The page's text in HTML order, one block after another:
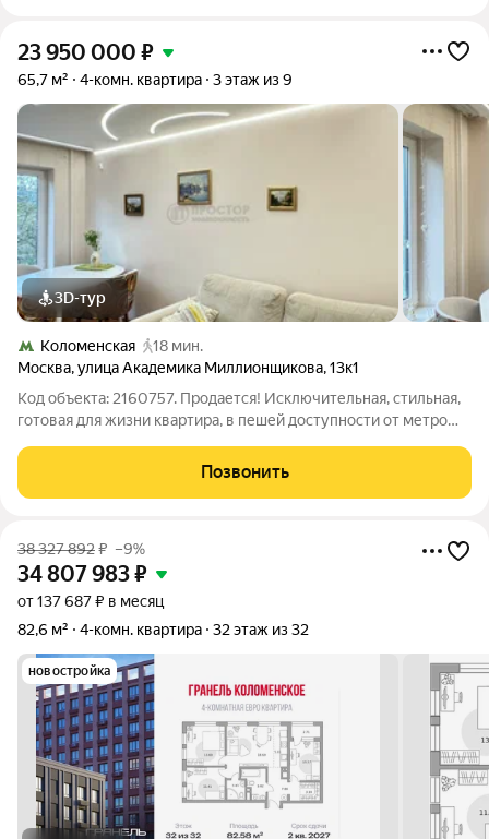
23 950 000 ₽
65,7 м² 4-комн. квартира 3 этаж из 9
3D-тур
Коломенская
18 мин.
Москва,улица Академика Миллионщикова,13к1
Код объекта: 2160757. Продается! Исключительная, стильная,
готовая для жизни квартира, в пешей доступности от метро
функциональной планировкой. Вариант сразу заехать и жить,
не тратя время на
Позвонить
38 327 892₽ –9%
34 807 983₽
от 137 687 ₽ в месяц
82,6 м²
4-комн. квартира 32 этаж из 32
новостройка